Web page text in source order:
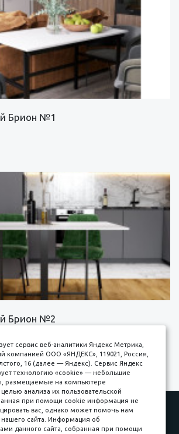
Брион №1
Брион №2
Оплата
Гарантии
сервис веб-аналитики Яндекс Метрика,
компанией ООО «ЯНДЕКС», 119021, Россия,
16 (далее — Яндекс). Сервис Яндекс
технологию «cookie» — небольшие
размещаемые на компьютере
анализа их пользовательской
при помощи cookie информация не
вас, однако может помочь нам
нашего сайта. Информация об
данного сайта, собранная при помощи